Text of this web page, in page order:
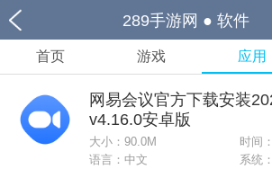
289手游网 ● 软件
首页 游戏 应用
网易会议官方下载安装
v4.16.0安卓版
大小： 90.0M
时间
语言：中文
系统